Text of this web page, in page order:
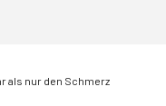
als nur den Schmerz